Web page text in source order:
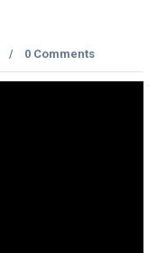
/ 0 Comments